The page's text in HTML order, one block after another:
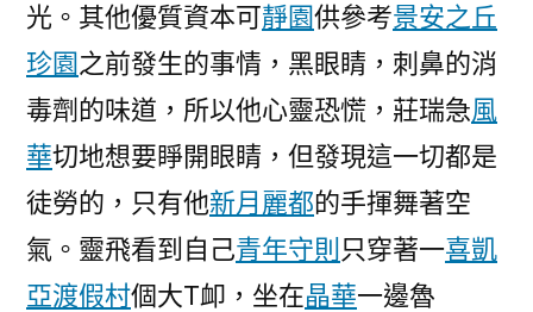
光。其他優質資本可靜園供參考景安之丘
珍園之前發生的事情，黑眼睛，刺鼻的消
毒劑的味道，所以他心靈恐慌，莊瑞急風
華切地想要睜開眼睛，但發現這一切都是
徒勞的，只有他新月麗都的手揮舞著空
氣。靈飛看到自己青年守則 只穿著一喜凱
亞渡假村個大T卹，坐在晶華一邊魯